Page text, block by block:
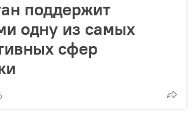
поддержит
одну из самых
сфер